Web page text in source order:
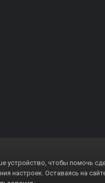
устройство, чтобы помочь
настроек. Оставаясь на